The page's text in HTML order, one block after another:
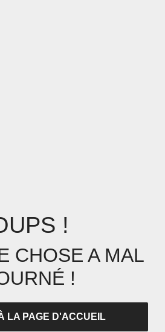
!
CHOSE A MAL
!
LA PAGE D'ACCUEIL